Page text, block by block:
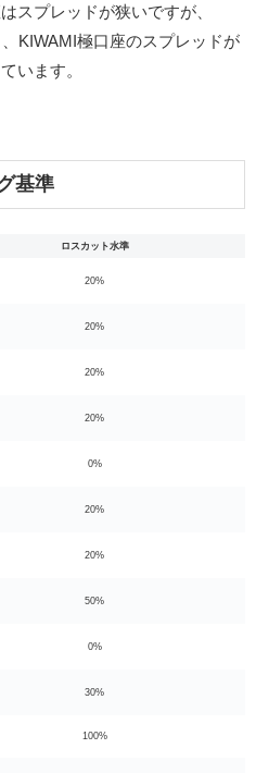
スプレッドが狭いですが、
KIWAMI極口座のスプレッドが
います。
基準
ロスカット水準
20%
20%
20%
20%
0%
20%
20%
50%
0%
30%
100%